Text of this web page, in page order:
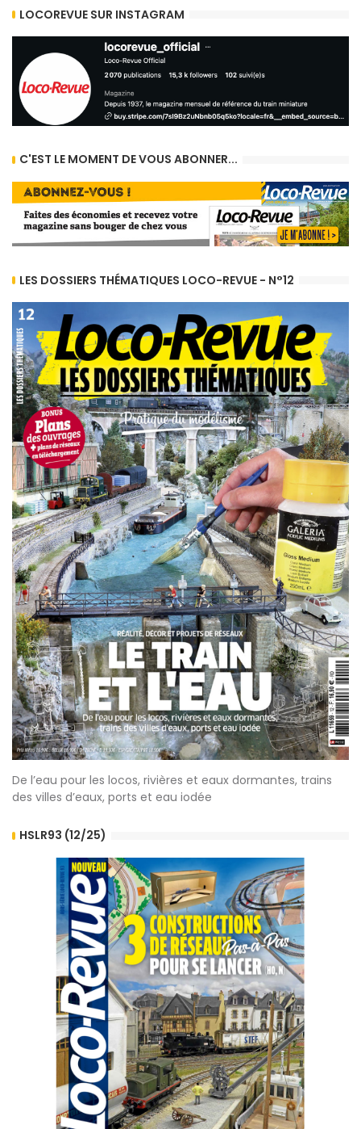
LOCOREVUE SUR INSTAGRAM
C'EST LE MOMENT DE VOUS ABONNER...
LES DOSSIERS THÉMATIQUES LOCO-REVUE - N°12
De l’eau pour les locos, rivières et eaux dormantes, trains
des villes d’eaux, ports et eau iodée
HSLR93 (12/25)